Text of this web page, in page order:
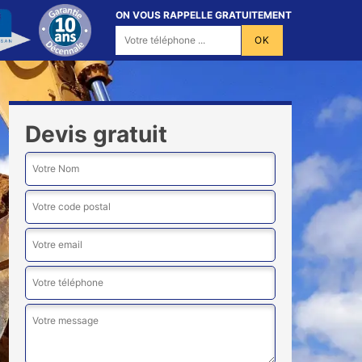
ON VOUS RAPPELLE GRATUITEMENT
Devis gratuit